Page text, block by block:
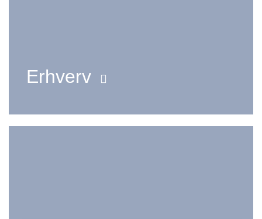
Erhverv